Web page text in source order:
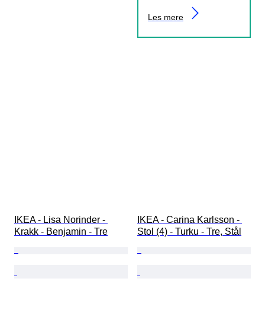
Les mere
IKEA - Lisa Norinder -
Krakk - Benjamin - Tre
IKEA - Carina Karlsson -
Stol (4) - Turku - Tre, Stål